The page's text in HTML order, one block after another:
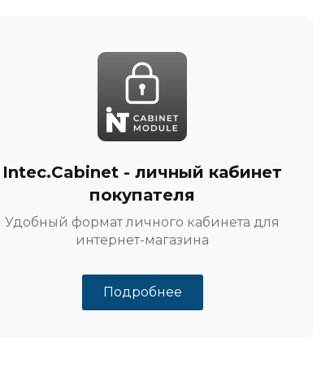
Intec.Cabinet - личный кабинет
покупателя
Удобный формат личного кабинета для
интернет-магазина
Подробнее